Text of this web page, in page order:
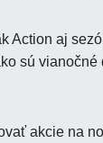
Action aj
sú
akcie na